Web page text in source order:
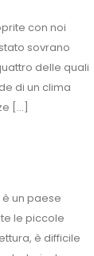
con noi
sovrano
delle quali
di un clima
[…]
un paese
le piccole
è difficile